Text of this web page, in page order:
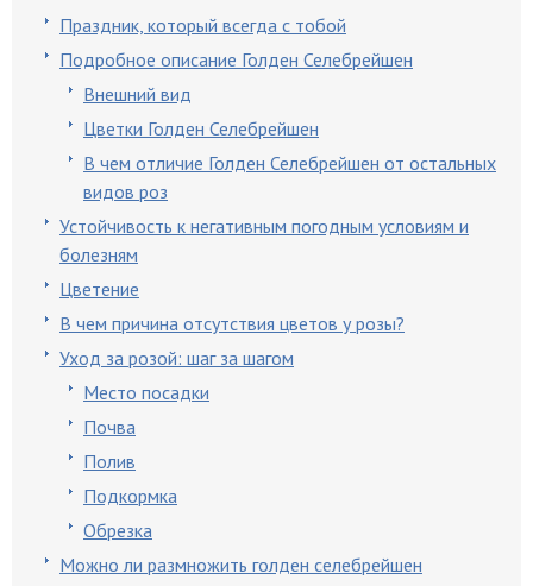
Праздник, который всегда с тобой
Подробное описание Голден Селебрейшен
Внешний вид
Цветки Голден Селебрейшен
В чем отличие Голден Селебрейшен от остальных
видов роз
Устойчивость к негативным погодным условиям и
болезням
Цветение
В чем причина отсутствия цветов у розы?
Уход за розой: шаг за шагом
Место посадки
Почва
Полив
Подкормка
Обрезка
Можно ли размножить голден селебрейшен